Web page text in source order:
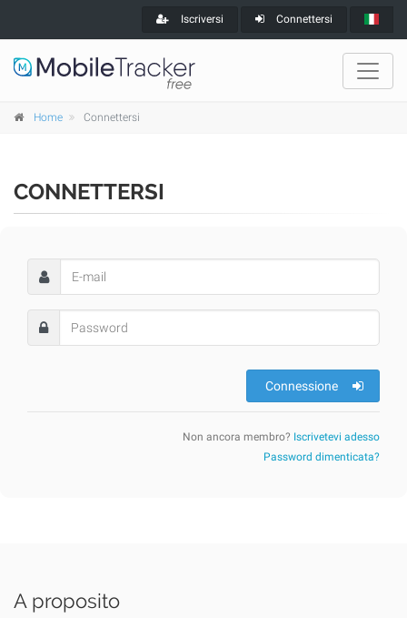
Iscriversi Connettersi
Home Connettersi
CONNETTERSI
Connessione
Non ancora membro? Iscrivetevi adesso
Password dimenticata?
A proposito